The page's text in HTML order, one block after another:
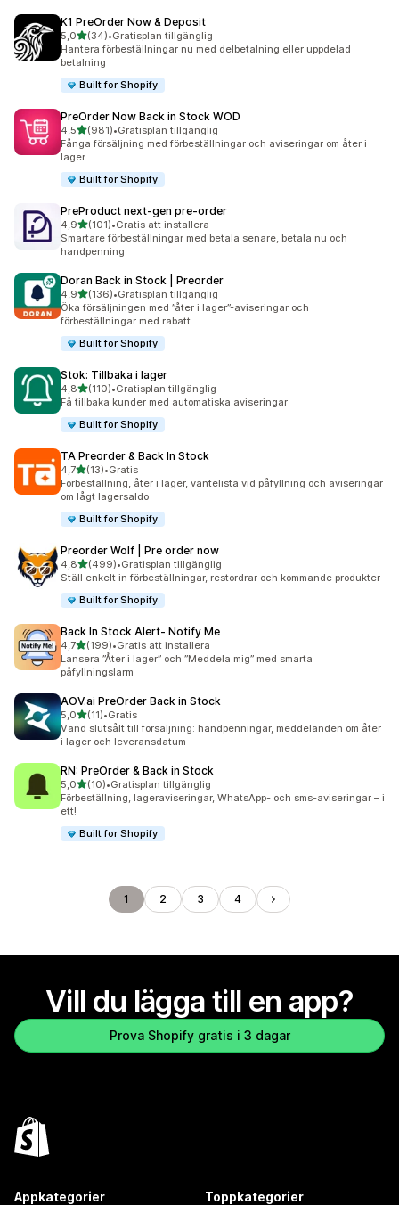
K1 PreOrder Now & Deposit
5,0av 5 stjärnor
(34)
34 recensioner totalt
•Gratisplan tillgänglig
Hantera förbeställningar nu med delbetalning eller uppdelad
betalning
Built for Shopify
PreOrder Now Back in Stock WOD
4,5av 5 stjärnor
(981)
981 recensioner totalt
•Gratisplan tillgänglig
Fånga försäljning med förbeställningar och aviseringar om åter i
lager
Built for Shopify
PreProduct next‑gen pre‑order
4,9av 5 stjärnor
(101)
101 recensioner totalt
•Gratis att installera
Smartare förbeställningar med betala senare, betala nu och
handpenning
Doran Back in Stock | Preorder
4,9av 5 stjärnor
(136)
136 recensioner totalt
•Gratisplan tillgänglig
Öka försäljningen med ”åter i lager”-aviseringar och
förbeställningar med rabatt
Built for Shopify
Stok: Tillbaka i lager
4,8av 5 stjärnor
(110)
110 recensioner totalt
•Gratisplan tillgänglig
Få tillbaka kunder med automatiska aviseringar
Built for Shopify
TA Preorder & Back In Stock
4,7av 5 stjärnor
(13)
13 recensioner totalt
•Gratis
Förbeställning, åter i lager, väntelista vid påfyllning och aviseringar
om lågt lagersaldo
Built for Shopify
Preorder Wolf | Pre order now
4,8av 5 stjärnor
(499)
499 recensioner totalt
•Gratisplan tillgänglig
Ställ enkelt in förbeställningar, restordrar och kommande produkter
Built for Shopify
Back In Stock Alert‑ Notify Me
4,7av 5 stjärnor
(199)
199 recensioner totalt
•Gratis att installera
Lansera ”Åter i lager” och ”Meddela mig” med smarta
påfyllningslarm
AOV.ai PreOrder Back in Stock
5,0av 5 stjärnor
(11)
11 recensioner totalt
•Gratis
Vänd slutsålt till försäljning: handpenningar, meddelanden om åter
i lager och leveransdatum
RN: PreOrder & Back in Stock
5,0av 5 stjärnor
(10)
10 recensioner totalt
•Gratisplan tillgänglig
Förbeställning, lageraviseringar, WhatsApp- och sms-aviseringar – i
ett!
Built for Shopify
1 2 3 4
Vill du lägga till en app?
Prova Shopify gratis i 3 dagar
Appkategorier Toppkategorier